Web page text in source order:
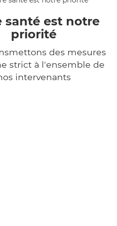
santé est notre
priorité
des mesures
strict à l'ensemble de
intervenants